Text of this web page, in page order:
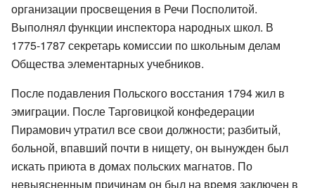
организации просвещения в Речи Посполитой.
Выполнял функции инспектора народных школ. В
1775-1787 секретарь комиссии по школьным делам
Общества элементарных учебников.
После подавления Польского восстания 1794 жил в
эмиграции. После Тарговицкой конфедерации
Пирамович утратил все свои должности; разбитый,
больной, впавший почти в нищету, он вынужден был
искать приюта в домах польских магнатов. По
невыясненным причинам он был на время заключен в